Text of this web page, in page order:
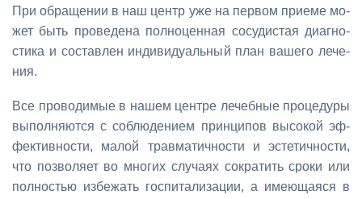
При об­ра­ще­нии в наш центр уже на пер­вом при­е­ме мо­
жет быть про­ве­де­на пол­но­цен­ная со­су­ди­стая ди­а­гно­
сти­ка и со­став­лен ин­ди­ви­ду­аль­ный план ва­ше­го ле­че­
ния.
Все про­во­ди­мые в на­шем цен­тре ле­чеб­ные про­це­ду­ры
вы­пол­ня­ют­ся с со­блю­де­ни­ем прин­ци­пов вы­со­кой эф­
фек­тив­но­сти, ма­лой трав­ма­тич­но­сти и эс­те­тич­но­сти,
что поз­во­ля­ет во мно­гих слу­ча­ях со­кра­тить сро­ки или
пол­но­стью из­бе­жать гос­пи­та­ли­за­ции, а име­ю­ща­я­ся в